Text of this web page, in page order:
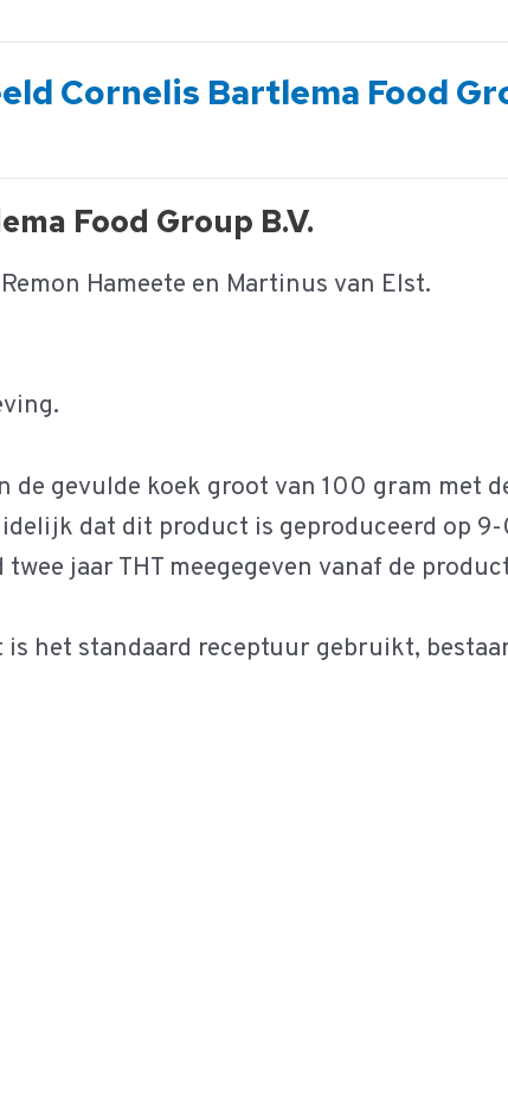
Cornelis Bartlema Food
Food Group B.V.
Hameete en Martinus van Elst.
de gevulde koek groot van 100 gram met
dat dit product is geproduceerd op
jaar THT meegegeven vanaf de
het standaard receptuur gebruikt,